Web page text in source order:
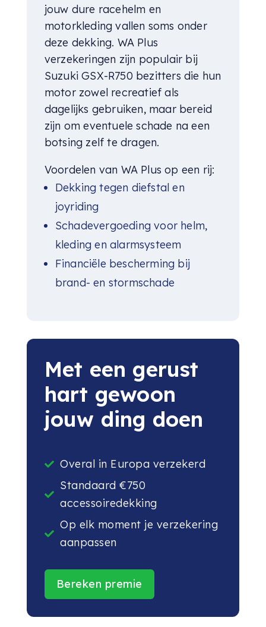
jouw dure racehelm en
motorkleding vallen soms onder
deze dekking. WA Plus
verzekeringen zijn populair bij
Suzuki GSX-R750 bezitters die hun
motor zowel recreatief als
dagelijks gebruiken, maar bereid
zijn om eventuele schade na een
botsing zelf te dragen.
Voordelen van WA Plus op een rij:
Dekking tegen diefstal en
joyriding
Schadevergoeding voor helm,
kleding en alarmsysteem
Financiële bescherming bij
brand- en stormschade
Met een gerust
hart gewoon
jouw ding doen
 Overal in Europa verzekerd

Standaard €750
accessoiredekking

Op elk moment je verzekering
aanpassen
Bereken premie